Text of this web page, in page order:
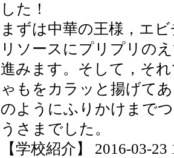
した！
まずは中華の王様，エ
リソースにプリプリの
進みます。そして，そ
ゃもをカラッと揚げて
のようにふりかけまで
うさまでした。
【学校紹介】 2016-03-23